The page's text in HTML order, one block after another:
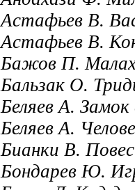
Астафьев В.
Астафьев В.
Бажов П.
Бальзак О.
Беляев А. Замок
Беляев А.
Бианки В.
Бондарев Ю.